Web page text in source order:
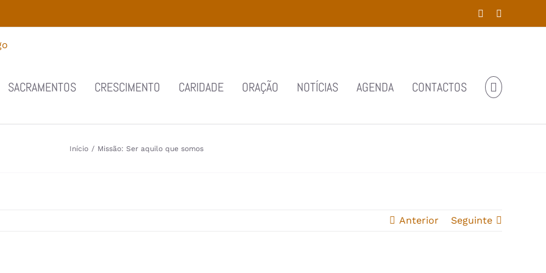
Facebook
SACRAMENTOS CRESCIMENTO CARIDADE ORAÇÃO NOTÍCIAS AGENDA CONTACTOS
Início / Missão: Ser aquilo que somos
Anterior Seguinte